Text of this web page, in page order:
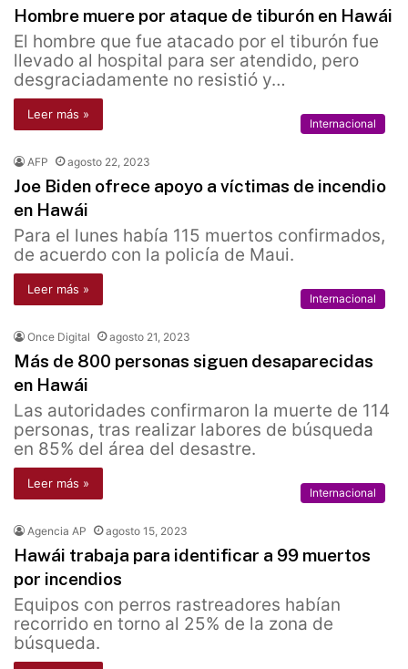
Hombre muere por ataque de tiburón en Hawái
El hombre que fue atacado por el tiburón fue
llevado al hospital para ser atendido, pero
desgraciadamente no resistió y…
Leer más »
Internacional
AFP agosto 22, 2023
Joe Biden ofrece apoyo a víctimas de incendio
en Hawái
Para el lunes había 115 muertos confirmados,
de acuerdo con la policía de Maui.
Leer más »
Internacional
Once Digital agosto 21, 2023
Más de 800 personas siguen desaparecidas
en Hawái
Las autoridades confirmaron la muerte de 114
personas, tras realizar labores de búsqueda
en 85% del área del desastre.
Leer más »
Internacional
Agencia AP agosto 15, 2023
Hawái trabaja para identificar a 99 muertos
por incendios
Equipos con perros rastreadores habían
recorrido en torno al 25% de la zona de
búsqueda.